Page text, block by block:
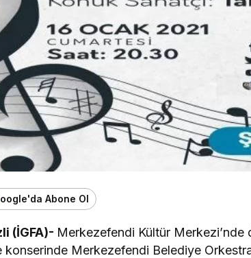
Abone Ol
(İGFA)- Merkezefendi Kültür Merkezi’nde
konserinde Merkezefendi Belediye